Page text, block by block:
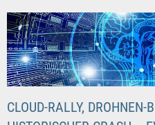
CLOUD-RALLY, DROHNEN-